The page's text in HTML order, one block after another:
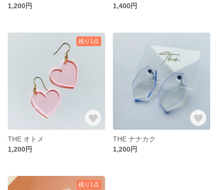
1,200円
1,400円
残り1点
THE オトメ
1,200円
THE ナナカク
1,200円
残り1点